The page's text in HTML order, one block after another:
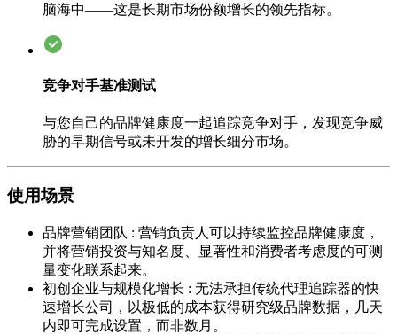
脑海中——这是长期市场份额增长的领先指标。
竞争对手基准测试
与您自己的品牌健康度一起追踪竞争对手，发现竞争威
胁的早期信号或未开发的增长细分市场。
使用场景
品牌营销团队 : 营销负责人可以持续监控品牌健康度，
并将营销投资与知名度、显著性和消费者考虑度的可测
量变化联系起来。
初创企业与规模化增长 : 无法承担传统代理追踪器的快
速增长公司，以极低的成本获得研究级品牌数据，几天
内即可完成设置，而非数月。